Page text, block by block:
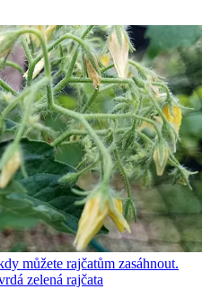
můžete rajčatům zasáhnout.
zelená rajčata